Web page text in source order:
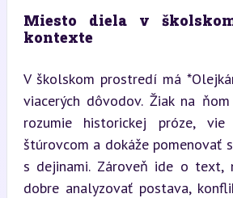
Miesto diela v
kontexte
V školskom prostredí má
viacerých dôvodov. Žiak na
rozumie historickej próze,
štúrovcom a dokáže pomenovať
s dejinami. Zároveň ide o text,
dobre analyzovať postava,